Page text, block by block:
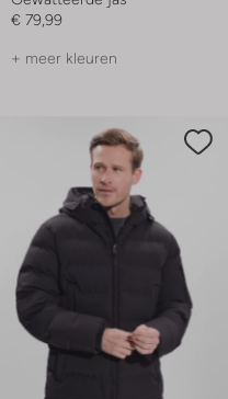
€ 79,99
+ meer kleuren